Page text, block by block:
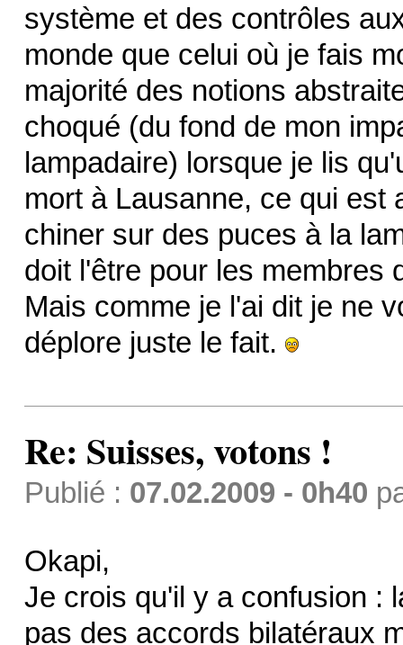
système et des contrôles
monde que celui où je fais
majorité des notions
choqué (du fond de mon
lampadaire) lorsque je lis
mort à Lausanne, ce qui est
chiner sur des puces à la
doit l'être pour les membres
Mais comme je l'ai dit je ne
déplore juste le fait.
Re: Suisses, votons !
Publié : 07.02.2009 - 0h40
Okapi,
Je crois qu'il y a confusion :
pas des accords bilatéraux